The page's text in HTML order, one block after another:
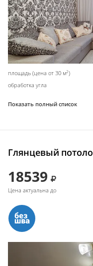
площадь (цена от 30 м2)
обработка угла
Показать полный список
Глянцевый
18539
Цена актуальна до